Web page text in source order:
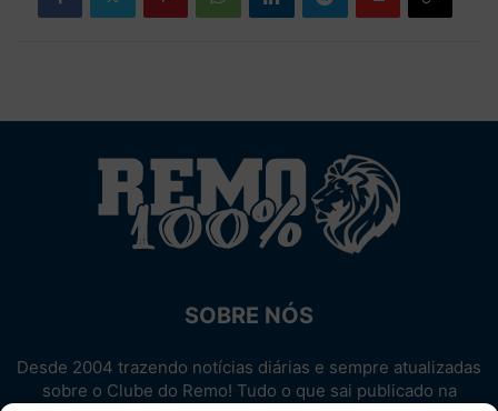
SOBRE NÓS
Desde 2004 trazendo notícias diárias e sempre atualizadas
sobre o Clube do Remo! Tudo o que sai publicado na